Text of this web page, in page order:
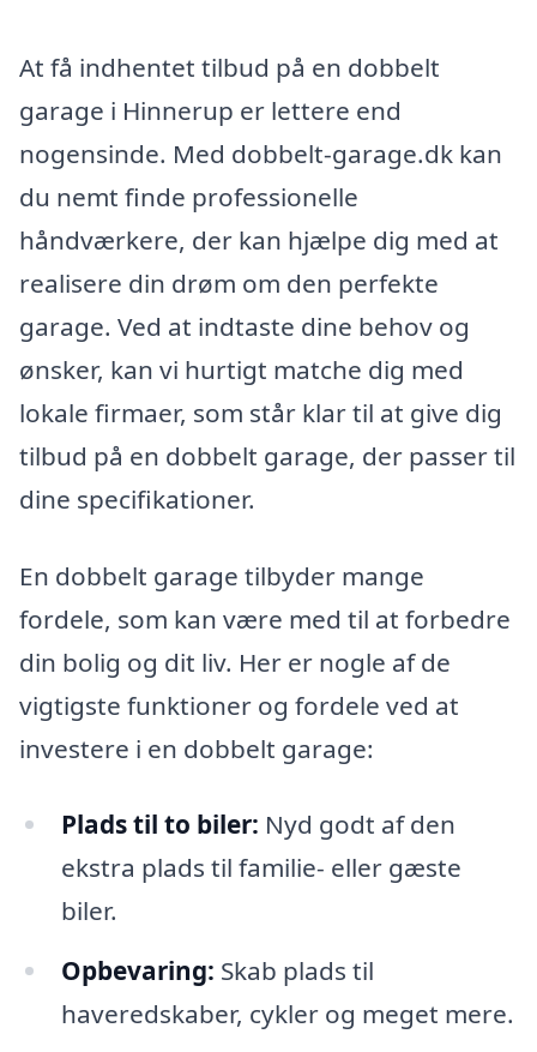
At få indhentet tilbud på en dobbelt
garage i Hinnerup er lettere end
nogensinde. Med dobbelt-garage.dk kan
du nemt finde professionelle
håndværkere, der kan hjælpe dig med at
realisere din drøm om den perfekte
garage. Ved at indtaste dine behov og
ønsker, kan vi hurtigt matche dig med
lokale firmaer, som står klar til at give dig
tilbud på en dobbelt garage, der passer til
dine specifikationer.
En dobbelt garage tilbyder mange
fordele, som kan være med til at forbedre
din bolig og dit liv. Her er nogle af de
vigtigste funktioner og fordele ved at
investere i en dobbelt garage:
Plads til to biler: Nyd godt af den
ekstra plads til familie- eller gæste
biler.
Opbevaring: Skab plads til
haveredskaber, cykler og meget mere.